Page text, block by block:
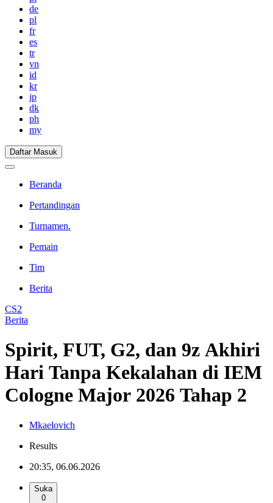
de
pl
fr
es
tr
vn
id
kr
jp
dk
ph
my
Daftar Masuk
Beranda
Pertandingan
Turnamen.
Pemain
Tim
Berita
CS2
Berita
Spirit, FUT, G2, dan 9z Akhiri
Hari Tanpa Kekalahan di IEM
Cologne Major 2026 Tahap 2
Mkaelovich
Results
20:35, 06.06.2026
Suka
0